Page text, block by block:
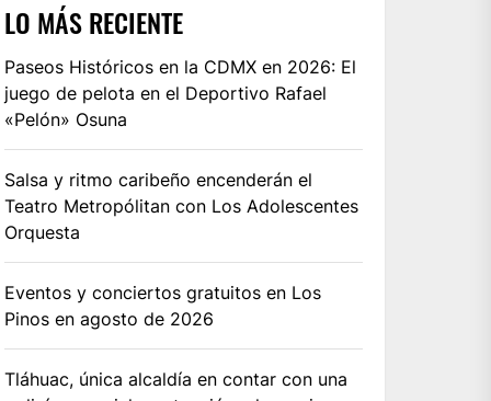
LO MÁS RECIENTE
Paseos Históricos en la CDMX en 2026: El
juego de pelota en el Deportivo Rafael
«Pelón» Osuna
Salsa y ritmo caribeño encenderán el
Teatro Metropólitan con Los Adolescentes
Orquesta
Eventos y conciertos gratuitos en Los
Pinos en agosto de 2026
Tláhuac, única alcaldía en contar con una